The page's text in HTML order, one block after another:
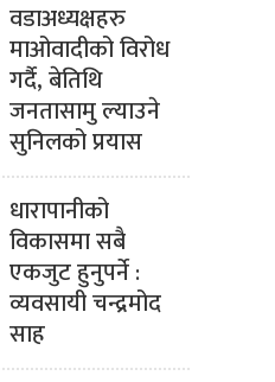
वडाअध्यक्षहरु
माओवादीको विरोध
गर्दै, बेतिथि
जनतासामु ल्याउने
सुनिलको प्रयास
धारापानीको
विकासमा सबै
एकजुट हुनुपर्ने :
व्यवसायी चन्द्रमोद
साह